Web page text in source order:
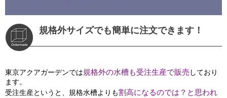
規格外サイズでも簡単に注文できます！
東京アクアガーデンでは規格外の水槽も受注生産で販売 しており
ます。
受注生産というと、規格水槽よりも割高になるのでは？と思われ